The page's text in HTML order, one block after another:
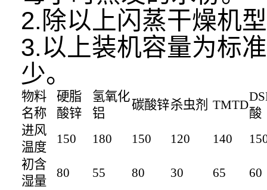
2.除以上闪蒸干燥机
3.以上装机容量为标
少。
物料
名称
硬脂
酸锌
氢氧化
铝
碳酸锌杀虫剂 TMTD
酸
进风
温度
150 180 150 120 140
初含
湿量
80 55 80 30 65
60